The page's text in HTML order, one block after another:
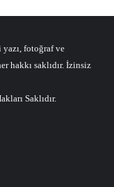
fotoğraf ve
hakkı saklıdır. İzinsiz
Saklıdır.